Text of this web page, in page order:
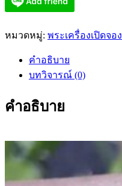
หมวดหมู่: พระเครื่องเปิดจอง
คำอธิบาย
บทวิจารณ์ (0)
คำอธิบาย